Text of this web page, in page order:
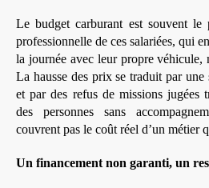
Le budget carburant est souvent le
professionnelle de ces salariées, qui
la journée avec leur propre véhicule,
La hausse des prix se traduit par
et par des refus de missions jugées
des personnes sans
couvrent pas le coût réel d’un métier
Un financement non garanti, un